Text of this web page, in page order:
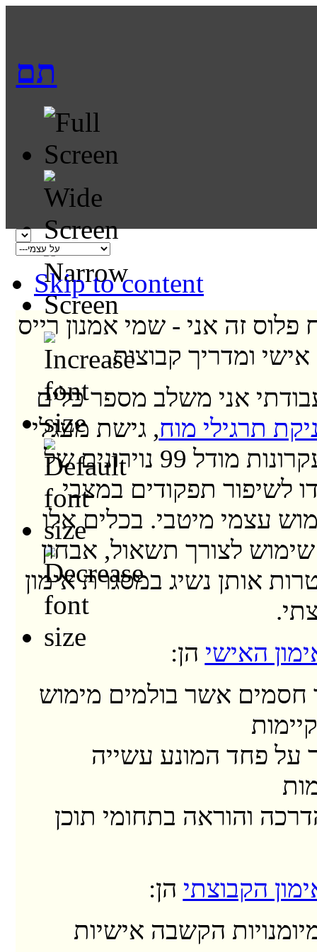
תם
Skip to content
פלוס זה אני - שמי אמנון רייס
אישי ומדריך קבוצות.
אני משלב מספר כלים
תרגילי מוח, גישת מעגלי
הקשבה ועקרונות מודל 99 נוירונים של
לשיפור תפקודים במצבי
עצמי מיטבי. בכלים אלו
לצורך תשאול, אבחון
אותן נשיג במסגרת אימון
האישי הן:
אשר בולמים מימוש
על פחד המונע עשייה
והוראה בתחומי תוכן
הקבוצתי הן:
הקשבה אישיות